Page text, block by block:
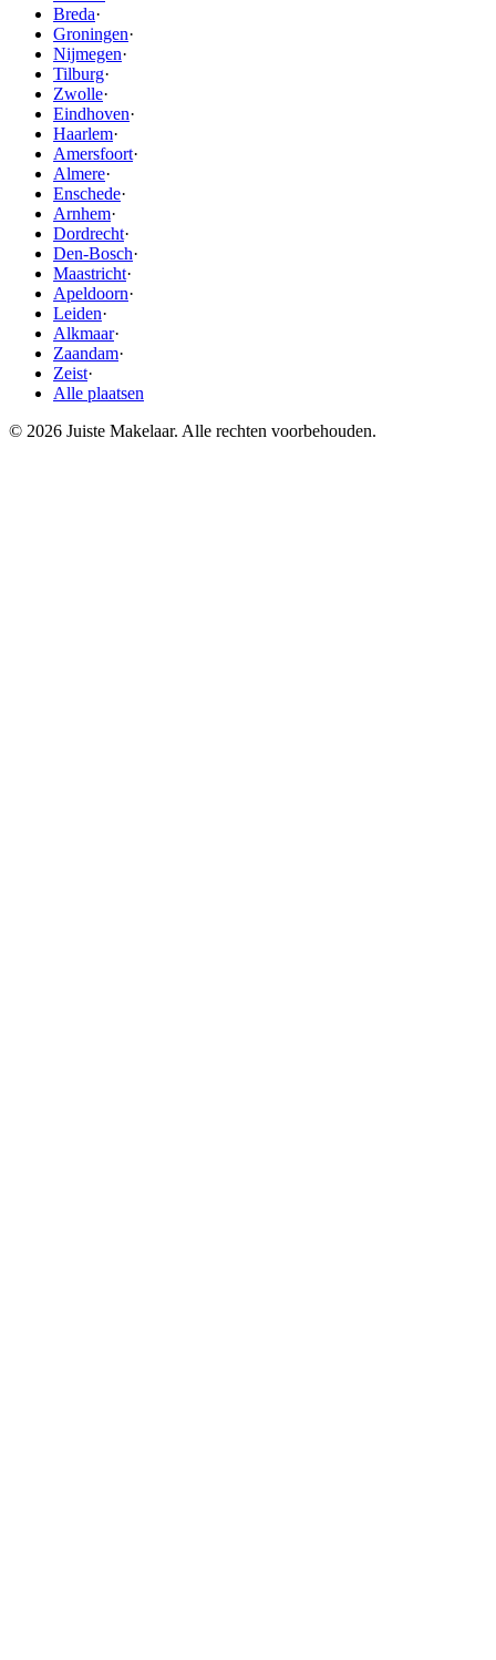
Breda·
Groningen·
Nijmegen·
Tilburg·
Zwolle·
Eindhoven·
Haarlem·
Amersfoort·
Almere·
Enschede·
Arnhem·
Dordrecht·
Den-Bosch·
Maastricht·
Apeldoorn·
Leiden·
Alkmaar·
Zaandam·
Zeist·
Alle plaatsen
© 2026 Juiste Makelaar. Alle rechten voorbehouden.